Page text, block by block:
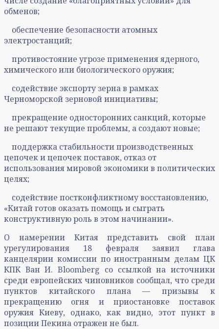
обменов;
обеспечение безопасности атомных
электростанций;
противостояние угрозе применения ядерного,
химического или биологического оружия;
содействие экспорту зерна в рамках
Черноморской зерновой инициативы;
прекращение односторонних санкций, которые
не решают текущие проблемы, а создают новые;
поддержка стабильности производственных
цепочек и цепочек поставок, отказ от
использования мировой экономики в политических
целях;
содействие постконфликтному восстановлению,
«Китай готов оказать помощь и сыграть
конструктивную роль в этом начинании».
О намерении Китая представить свой план
урегулирования 18 февраля заявил глава
канцелярии комиссии по иностранным делам ЦК
КПК Ван И. Bloomberg со ссылкой на источники
среди европейских чиновников сообщал, что среди
пунктов китайского плана — призывы к
прекращению огня и приостановке поставок
оружия Киеву, однако, как видно, этот пункт в
позиции Пекина отражен не был.